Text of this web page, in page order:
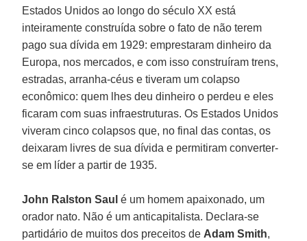
Estados Unidos ao longo do século XX está
inteiramente construída sobre o fato de não terem
pago sua dívida em 1929: emprestaram dinheiro da
Europa, nos mercados, e com isso construíram trens,
estradas, arranha-céus e tiveram um colapso
econômico: quem lhes deu dinheiro o perdeu e eles
ficaram com suas infraestruturas. Os Estados Unidos
viveram cinco colapsos que, no final das contas, os
deixaram livres de sua dívida e permitiram converter-
se em líder a partir de 1935.
John Ralston Saulé um homem apaixonado, um
orador nato. Não é um anticapitalista. Declara-se
partidário de muitos dos preceitos de Adam Smith,